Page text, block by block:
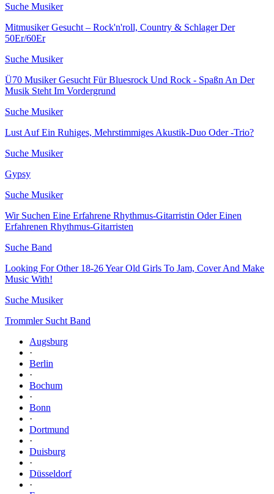
Suche Musiker
Mitmusiker Gesucht – Rock'n'roll, Country & Schlager Der
50Er/60Er
Suche Musiker
Ü70 Musiker Gesucht Für Bluesrock Und Rock - Spaßn An Der
Musik Steht Im Vordergrund
Suche Musiker
Lust Auf Ein Ruhiges, Mehrstimmiges Akustik-Duo Oder -Trio?
Suche Musiker
Gypsy
Suche Musiker
Wir Suchen Eine Erfahrene Rhythmus-Gitarristin Oder Einen
Erfahrenen Rhythmus-Gitarristen
Suche Band
Looking For Other 18-26 Year Old Girls To Jam, Cover And Make
Music With!
Suche Musiker
Trommler Sucht Band
Augsburg
·
Berlin
·
Bochum
·
Bonn
·
Dortmund
·
Duisburg
·
Düsseldorf
·